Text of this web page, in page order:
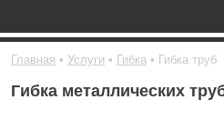
Главная Услуги Гибка Гибка труб
Гибка металлических